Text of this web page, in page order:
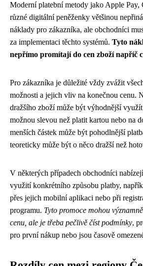
Moderní platební metody jako Apple Pay,
různé digitální peněženky většinou
náklady pro zákazníka, ale obchodníci
za implementaci těchto systémů. Tyto
nepřímo promítají do cen zboží napříč
Pro zákazníka je důležité vždy zvážit
možnosti a jejich vliv na konečnou cenu.
dražšího zboží může být výhodnější
možnou slevou než platit kartou nebo na
menších částek může být pohodlnější
teoreticky může být o něco dražší než
V některých případech obchodníci
využití konkrétního způsobu platby,
přes jejich mobilní aplikaci nebo při
programu. Tyto promoce mohou
cenu, ale je třeba pečlivě číst podmínky,
pro první nákup nebo jsou časově